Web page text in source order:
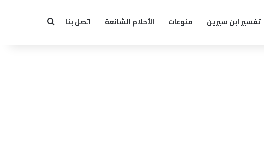
تفسير ابن سيرين منوعات الأحلام الشائعة اتصل بنا بحث عن